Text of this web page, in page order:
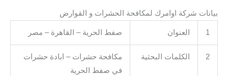
بيانات شركة اوامرك لمكافحة الحشرات و القوارض
1 العنوان صفط الحرية – القاهرة – مصر
2 الكلمات البحثية
مكافحة حشرات – ابادة حشرات
في صفط الحرية